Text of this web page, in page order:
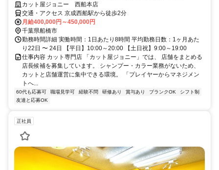
カット屋ジョニー 西船本店
交通・アクセス 京成西船駅から徒歩2分
月給400,000円～450,000円
千葉県船橋市
勤務時間詳細 実働時間：1日あたり8時間 平均勤務日数：1ヶ月あた
り22日 〜 24日 【平日】10:00～20:00 【土日祝】9:00～19:00
仕事内容 カット専門店 「カット屋ジョニー」では、 店舗をまとめる
店長候補を募集しています。 シャンプー・カラー業務がないため、
カットと店舗運営に集中できる環境。 「プレイヤーからマネジメン
トへ...
60代も応募可 職場見学可 経験不問 研修あり 賞与あり ブランクOK
シフト制
友達と応募OK
正社員